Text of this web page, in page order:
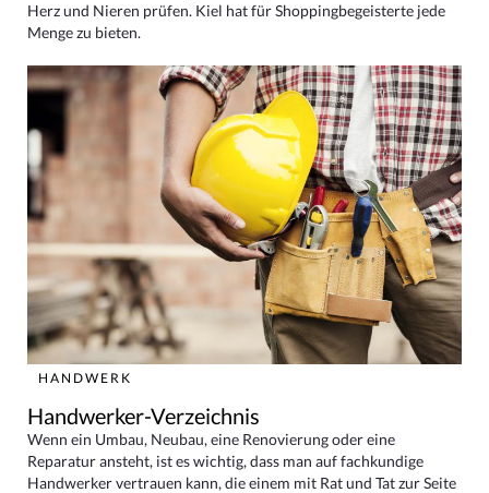
Herz und Nieren prüfen. Kiel hat für Shoppingbegeisterte jede
Menge zu bieten.
HANDWERK
Handwerker-Verzeichnis
Wenn ein Umbau, Neubau, eine Renovierung oder eine
Reparatur ansteht, ist es wichtig, dass man auf fachkundige
Handwerker vertrauen kann, die einem mit Rat und Tat zur Seite